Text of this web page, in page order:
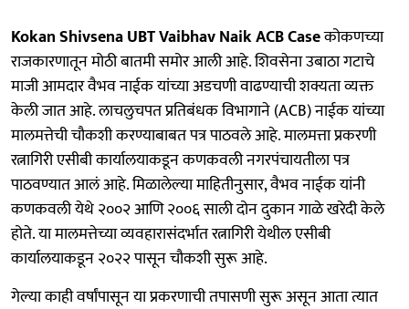
Kokan Shivsena UBT Vaibhav Naik ACB Caseकोकणच्या
राजकारणातून मोठी बातमी समोर आली आहे. शिवसेना उबाठा गटाचे
माजी आमदार वैभव नाईक यांच्या अडचणी वाढण्याची शक्यता व्यक्त
केली जात आहे. लाचलुचपत प्रतिबंधक विभागाने (ACB) नाईक यांच्या
मालमत्तेची चौकशी करण्याबाबत पत्र पाठवले आहे. मालमत्ता प्रकरणी
रत्नागिरी एसीबी कार्यालयाकडून कणकवली नगरपंचायतीला पत्र
पाठवण्यात आलं आहे. मिळालेल्या माहितीनुसार, वैभव नाईक यांनी
कणकवली येथे २००२ आणि २००६ साली दोन दुकान गाळे खरेदी केले
होते. या मालमत्तेच्या व्यवहारासंदर्भात रत्नागिरी येथील एसीबी
कार्यालयाकडून २०२२ पासून चौकशी सुरू आहे.
गेल्या काही वर्षांपासून या प्रकरणाची तपासणी सुरू असून आता त्यात